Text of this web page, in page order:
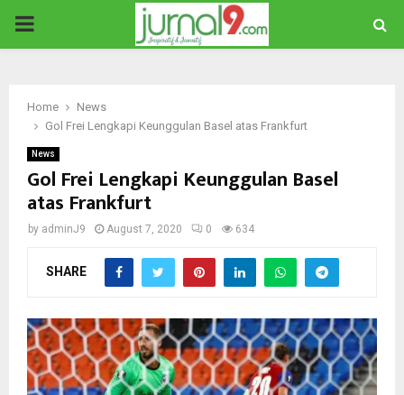
PRIMARY
Home
News
Gol Frei Lengkapi Keunggulan Basel atas Frankfurt
News
Gol Frei Lengkapi Keunggulan Basel
atas Frankfurt
by adminJ9 August 7, 2020 0 634
SHARE